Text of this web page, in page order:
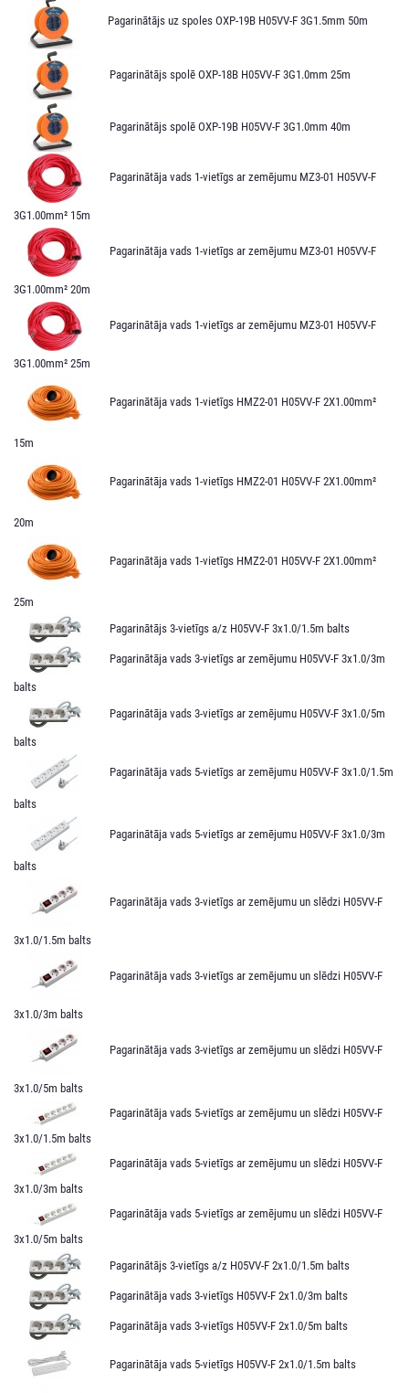
Pagarinātājs uz spoles OXP-19B H05VV-F 3G1.5mm 50m
Pagarinātājs spolē OXP-18B H05VV-F 3G1.0mm 25m
Pagarinātājs spolē OXP-19B H05VV-F 3G1.0mm 40m
Pagarinātāja vads 1-vietīgs ar zemējumu MZ3-01 H05VV-F
3G1.00mm² 15m
Pagarinātāja vads 1-vietīgs ar zemējumu MZ3-01 H05VV-F
3G1.00mm² 20m
Pagarinātāja vads 1-vietīgs ar zemējumu MZ3-01 H05VV-F
3G1.00mm² 25m
Pagarinātāja vads 1-vietīgs HMZ2-01 H05VV-F 2X1.00mm²
15m
Pagarinātāja vads 1-vietīgs HMZ2-01 H05VV-F 2X1.00mm²
20m
Pagarinātāja vads 1-vietīgs HMZ2-01 H05VV-F 2X1.00mm²
25m
Pagarinātājs 3-vietīgs a/z H05VV-F 3x1.0/1.5m balts
Pagarinātāja vads 3-vietīgs ar zemējumu H05VV-F 3x1.0/3m
balts
Pagarinātāja vads 3-vietīgs ar zemējumu H05VV-F 3x1.0/5m
balts
Pagarinātāja vads 5-vietīgs ar zemējumu H05VV-F 3x1.0/1.5m
balts
Pagarinātāja vads 5-vietīgs ar zemējumu H05VV-F 3x1.0/3m
balts
Pagarinātāja vads 3-vietīgs ar zemējumu un slēdzi H05VV-F
3x1.0/1.5m balts
Pagarinātāja vads 3-vietīgs ar zemējumu un slēdzi H05VV-F
3x1.0/3m balts
Pagarinātāja vads 3-vietīgs ar zemējumu un slēdzi H05VV-F
3x1.0/5m balts
Pagarinātāja vads 5-vietīgs ar zemējumu un slēdzi H05VV-F
3x1.0/1.5m balts
Pagarinātāja vads 5-vietīgs ar zemējumu un slēdzi H05VV-F
3x1.0/3m balts
Pagarinātāja vads 5-vietīgs ar zemējumu un slēdzi H05VV-F
3x1.0/5m balts
Pagarinātājs 3-vietīgs a/z H05VV-F 2x1.0/1.5m balts
Pagarinātāja vads 3-vietīgs H05VV-F 2x1.0/3m balts
Pagarinātāja vads 3-vietīgs H05VV-F 2x1.0/5m balts
Pagarinātāja vads 5-vietīgs H05VV-F 2x1.0/1.5m balts